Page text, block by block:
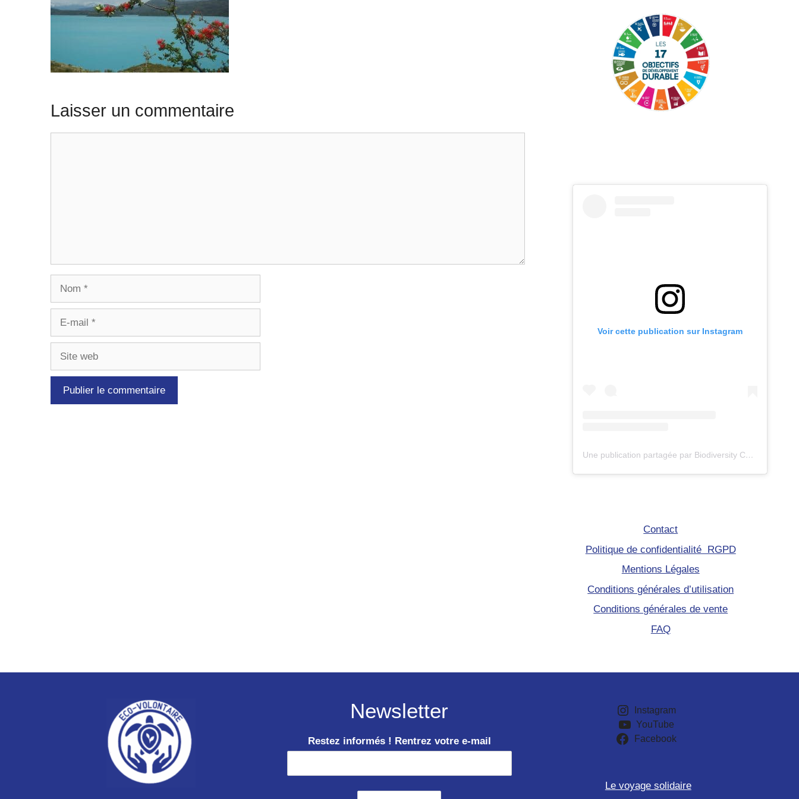
Laisser un commentaire
Voir cette publication sur Instagram
Une publication partagée par Biodiversity Care (@eco.volontaire)
Contact
Politique de confidentialité RGPD
Mentions Légales
Conditions générales d’utilisation
Conditions générales de vente
FAQ
Newsletter
Restez informés ! Rentrez votre e-mail
Instagram
YouTube
Facebook
Le voyage solidaire